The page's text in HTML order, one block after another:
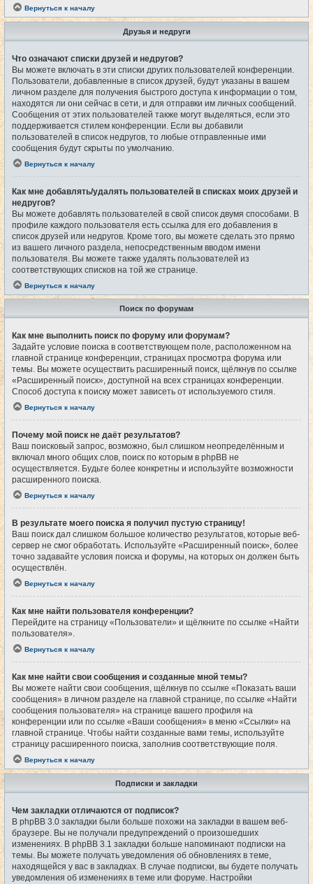
Вернуться к началу
Друзья и недруги
Что означают списки друзей и недругов?
Вы можете включать в эти списки других пользователей конференции.
Пользователи, добавленные в список друзей, будут указаны в вашем
личном разделе для получения быстрого доступа к информации о том,
находятся ли они сейчас в сети, и для отправки им личных сообщений.
Сообщения от этих пользователей также могут выделяться, если это
поддерживается стилем конференции. Если вы добавили
пользователей в список недругов, то любые отправленные ими
сообщения будут скрыты по умолчанию.
Вернуться к началу
Как мне добавлять/удалять пользователей в списках моих друзей и
недругов?
Вы можете добавлять пользователей в свой список двумя способами. В
профиле каждого пользователя есть ссылка для его добавления в
список друзей или недругов. Кроме того, вы можете сделать это прямо
из вашего личного раздела, непосредственным вводом имени
пользователя. Вы можете также удалять пользователей из
соответствующих списков на той же странице.
Вернуться к началу
Поиск по форумам
Как мне выполнить поиск по форуму или форумам?
Задайте условие поиска в соответствующем поле, расположенном на
главной странице конференции, страницах просмотра форума или
темы. Вы можете осуществить расширенный поиск, щёлкнув по ссылке
«Расширенный поиск», доступной на всех страницах конференции.
Способ доступа к поиску может зависеть от используемого стиля.
Вернуться к началу
Почему мой поиск не даёт результатов?
Ваш поисковый запрос, возможно, был слишком неопределённым и
включал много общих слов, поиск по которым в phpBB не
осуществляется. Будьте более конкретны и используйте возможности
расширенного поиска.
Вернуться к началу
В результате моего поиска я получил пустую страницу!
Ваш поиск дал слишком большое количество результатов, которые веб-
сервер не смог обработать. Используйте «Расширенный поиск», более
точно задавайте условия поиска и форумы, на которых он должен быть
осуществлён.
Вернуться к началу
Как мне найти пользователя конференции?
Перейдите на страницу «Пользователи» и щёлкните по ссылке «Найти
пользователя».
Вернуться к началу
Как мне найти свои сообщения и созданные мной темы?
Вы можете найти свои сообщения, щёлкнув по ссылке «Показать ваши
сообщения» в личном разделе на главной странице, по ссылке «Найти
сообщения пользователя» на странице вашего профиля на
конференции или по ссылке «Ваши сообщения» в меню «Ссылки» на
главной странице. Чтобы найти созданные вами темы, используйте
страницу расширенного поиска, заполнив соответствующие поля.
Вернуться к началу
Подписки и закладки
Чем закладки отличаются от подписок?
В phpBB 3.0 закладки были больше похожи на закладки в вашем веб-
браузере. Вы не получали предупреждений о произошедших
изменениях. В phpBB 3.1 закладки больше напоминают подписки на
темы. Вы можете получать уведомления об обновлениях в теме,
находящейся у вас в закладках. В случае подписки, вы будете получать
уведомления об изменениях в теме или форуме. Настройки